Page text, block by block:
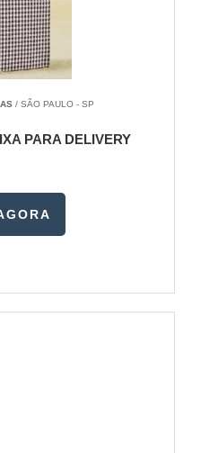
/ SÃO PAULO - SP
PARA DELIVERY